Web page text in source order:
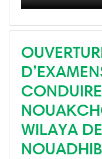
WILAYA